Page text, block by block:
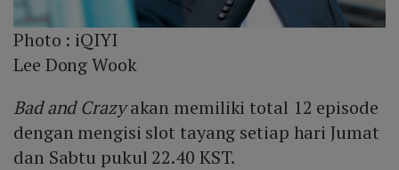
Photo : iQIYI
Lee Dong Wook
Bad and Crazyakan memiliki total 12 episode
dengan mengisi slot tayang setiap hari Jumat
dan Sabtu pukul 22.40 KST.